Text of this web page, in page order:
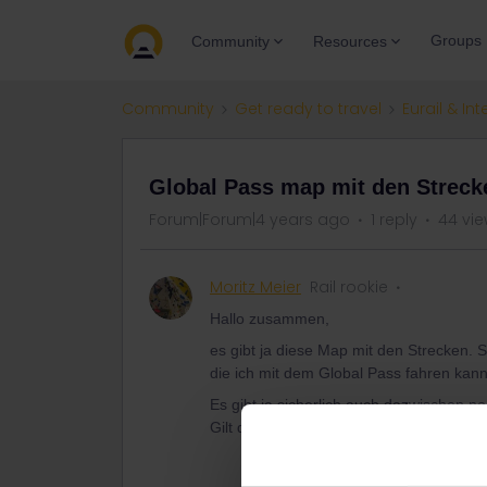
Community Resources Groups
Community Get ready to travel Eurail &
Global Pass map mit den
Forum|Forum|4 years ago 1 reply 44
Moritz Meier Rail rookie
Hallo zusammen,
es gibt ja diese Map mit den Strecken.
die ich mit dem Global Pass fahren
Es gibt ja sicherlich auch dazwischen
Gilt da der Pass dann auch oder ist